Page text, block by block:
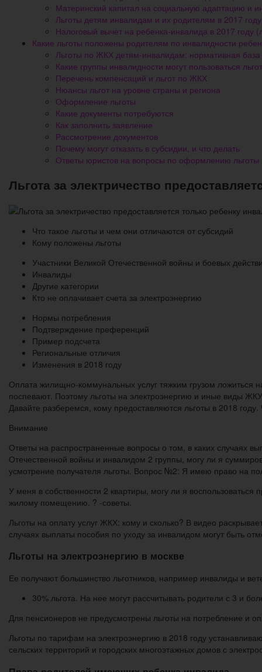
Материнский капитал на социальную адаптацию и
Льготы детям инвалидам и их родителям в 2017 году
Налоговый вычет на ребенка-инвалида в 2017 году
Какие льготы положены родителям по инвалидности
Льготы по ЖКХ детям-инвалидам: нормативная база
Какие группы инвалидности могут пользоваться
Перечень компенсаций и льгот по ЖКХ
Нюансы льгот на уровне страны и региона
Оформление льготы
Какие документы потребуются
Как заполнить заявление
Рассмотрение документов
Почему могут отказать в субсидии, и что делать
Ответы юристов на вопросы по оформлению льготы
Льгота за электричество
Что такое льготы и чем они отличаются от субсидий
Кому положены льготы
Участники Великой Отечественной войны и боевых
Инвалиды
Другие категории
Кто не оплачивает счета за электроэнергию
Нормы потребления
Подтверждение преференций
Пример подсчета
Региональные отличия
Изменения в 2018 году
Оплата жилищно-коммунальных услуг тяжким грузом ложиться
поспевают. Поэтому льготы на электроэнергию и иные виды
Давайте разберемся, кому предоставляются льготы в 2018
Внимание
Ответы на распространенные вопросы о том, в каких случаях
Отечественной войны и инвалидом 2 группы, могу ли я
усмотрение получателя льготы. Вопрос №2: Я имею право на
У меня в собственности 2 квартиры, могу ли я
жилому помещению. ? -советы.
Льготы на оплату услуг ЖКХ: кому и сколько? В видео
случаях выплаты пособия по уходу за инвалидом могут быть
Льготы на электроэнергию в москве
Ее получают большинство льготников, например инвалиды и
30% льгота. На нее могут рассчитывать родители с 3 и
Для пенсионеров не предусмотрены льготы на потребление и
Льготы по тарифам на электроэнергию в 2018 году
сельских территорий и городских многоэтажных домов с